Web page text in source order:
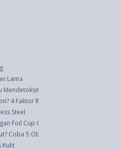
Lama
dari Deodoran Anda?
4 Faktor Risiko yang Perlu Anda
Steel
Foil Cup Cake
Coba 5 Obat Rumahan Ini
Kulit